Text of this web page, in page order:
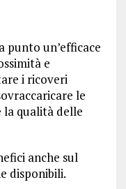
un’efficace
e
i ricoveri
le
qualità delle
anche sul
disponibili.